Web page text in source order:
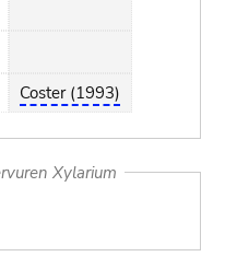
Coster (1993)
Xylarium